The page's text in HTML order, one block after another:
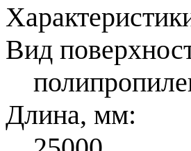
Вид
Длина, мм: